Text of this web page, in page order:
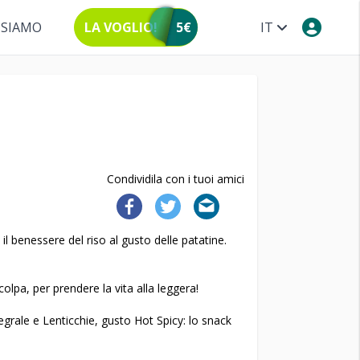
IT
LA VOGLIO! 5€
Condividila con i tuoi amici
benessere del riso al gusto delle patatine.
per prendere la vita alla leggera!
e Lenticchie, gusto Hot Spicy: lo snack